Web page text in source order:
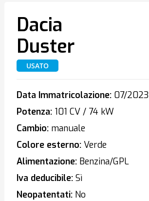
Dacia
Duster
USATO
Data Immatricolazione:07/2023
Potenza:101 CV / 74 kW
Cambio:manuale
Colore esterno:Verde
Alimentazione:Benzina/GPL
Iva deducibile:Sì
Neopatentati:No